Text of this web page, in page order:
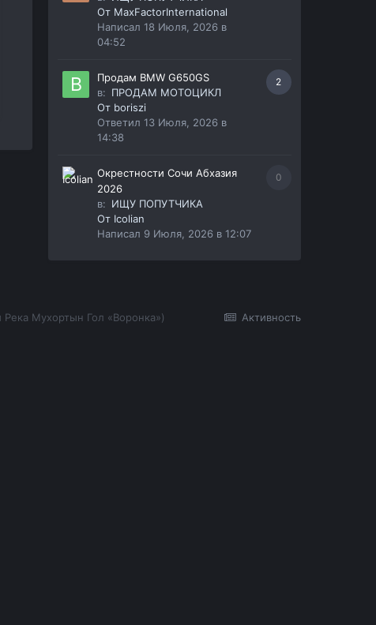
От MaxFactorInternational
Написал 18 Июля, 2026 в
04:52
2
Продам BMW G650GS
в: ПРОДАМ МОТОЦИКЛ
От boriszi
Ответил 13 Июля, 2026 в
14:38
0
Окрестности Сочи Абхазия
2026
в: ИЩУ ПОПУТЧИКА
От Icolian
Написал 9 Июля, 2026 в 12:07
Активность
Мухортын Гол «Воронка»)